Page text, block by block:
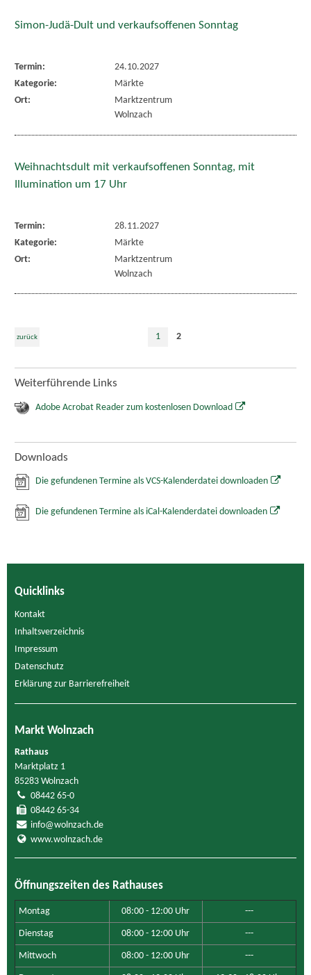
Simon-Judä-Dult und verkaufsoffenen Sonntag
Termin:
24.10.2027
Kategorie:
Märkte
Ort:
Marktzentrum
Wolnzach
Weihnachtsdult mit verkaufsoffenen Sonntag, mit
Illumination um 17 Uhr
Termin:
28.11.2027
Kategorie:
Märkte
Ort:
Marktzentrum
Wolnzach
zurück 1 2
Weiterführende Links
Adobe Acrobat Reader zum kostenlosen Download
Downloads
Die gefundenen Termine als VCS-Kalenderdatei downloaden
Die gefundenen Termine als iCal-Kalenderdatei downloaden
Quicklinks
Kontakt
Inhaltsverzeichnis
Impressum
Datenschutz
Erklärung zur Barrierefreiheit
Markt Wolnzach
Rathaus
Marktplatz 1
85283 Wolnzach
08442 65-0
08442 65-34
info@wolnzach.de
www.wolnzach.de
Öffnungszeiten des Rathauses
Montag 08:00 - 12:00 Uhr ---
Dienstag 08:00 - 12:00 Uhr ---
Mittwoch 08:00 - 12:00 Uhr ---